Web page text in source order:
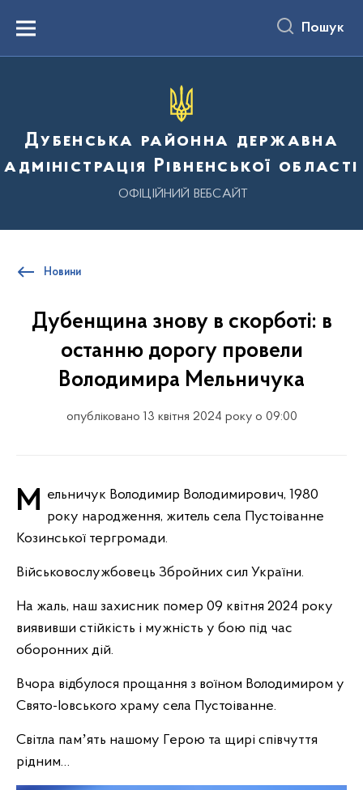
вмістуMenu Пошук
Дубенська районна державна
адміністрація Рівненської області
ОФІЦІЙНИЙ ВЕБСАЙТ
Новини
Дубенщина знову в скорботі: в
останню дорогу провели
Володимира Мельничука
опубліковано 13 квітня 2024 року о 09:00
Мельничук Володимир Володимирович, 1980 року народження, житель села Пустоіванне
Козинської тергромади.
Військовослужбовець Збройних сил України.
На жаль, наш захисник помер 09 квітня 2024 року
виявивши стійкість і мужність у бою під час
оборонних дій.
Вчора відбулося прощання з воїном Володимиром у
Свято-Іовського храму села Пустоіванне.
Світла памʼять нашому Герою та щирі співчуття
рідним…